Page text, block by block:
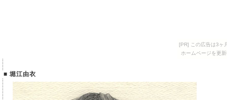
[PR] この広告は3ヶ
ホームページを更
■ 堀江由衣